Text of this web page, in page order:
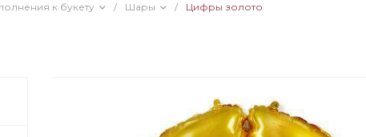
к букету / Шары / Цифры золото